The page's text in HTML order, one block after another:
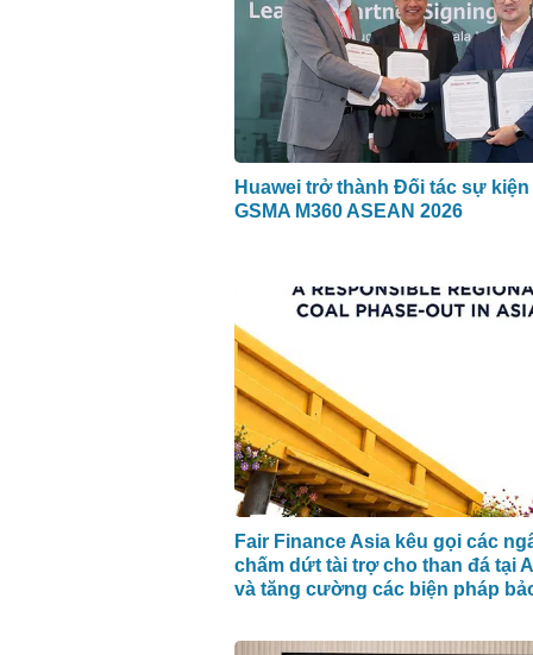
Huawei trở thành Đối tác sự kiện
GSMA M360 ASEAN 2026
Fair Finance Asia kêu gọi các
chấm dứt tài trợ cho than đá tại
và tăng cường các biện pháp